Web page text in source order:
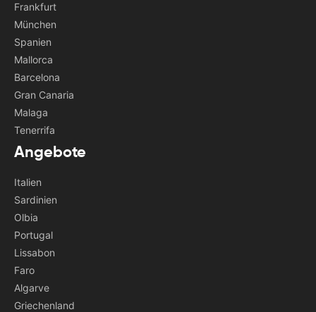
Frankfurt
München
Spanien
Mallorca
Barcelona
Gran Canaria
Malaga
Tenerrifa
Angebote
Italien
Sardinien
Olbia
Portugal
Lissabon
Faro
Algarve
Griechenland